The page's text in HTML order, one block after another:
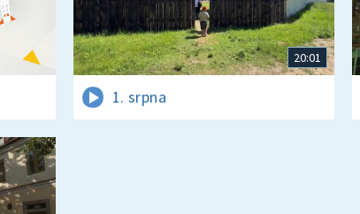
20:01
1. srpna